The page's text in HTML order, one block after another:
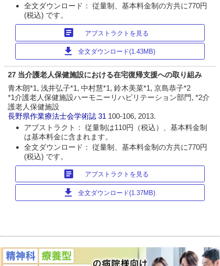
全文ダウンロード： 従量制、基本料金制の方共に770円
(税込) です。
article アブストラクトを見る
download 全文ダウンロード(1.43MB)
27 当介護老人保健施設における在宅復帰支援への取り組み
青木朗*1, 浅井弘子*1, 中村慧*1, 鈴木美菜*1, 京島恭子*2
*1介護老人保健施設ハーモニーリハビリテーション部門, *2介
護老人保健施設
長野県作業療法士会学術誌 31 100-106, 2013.
アブストラクト： 従量制は110円（税込）、基本料金制
は基本料金に含まれます。
全文ダウンロード： 従量制、基本料金制の方共に770円
(税込) です。
article アブストラクトを見る
download 全文ダウンロード(1.37MB)